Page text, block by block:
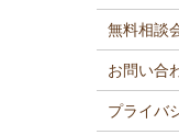
無料相談
お問い合
プライバ